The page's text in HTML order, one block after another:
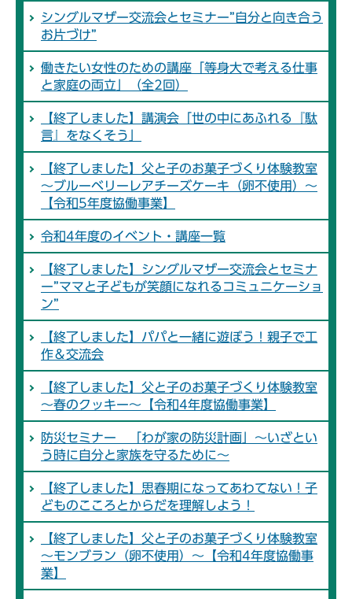
シングルマザー交流会とセミナー”自分と向き合う
お片づけ”
働きたい女性のための講座「等身大で考える仕事
と家庭の両立」（全2回）
【終了しました】講演会「世の中にあふれる『駄
言』をなくそう」
【終了しました】父と子のお菓子づくり体験教室
～ブルーベリーレアチーズケーキ（卵不使用）～
【令和5年度協働事業】
令和4年度のイベント・講座一覧
【終了しました】シングルマザー交流会とセミナ
ー”ママと子どもが笑顔になれるコミュニケーショ
ン”
【終了しました】パパと一緒に遊ぼう！親子で工
作＆交流会
【終了しました】父と子のお菓子づくり体験教室
～春のクッキー～【令和4年度協働事業】
防災セミナー 「わが家の防災計画」～いざとい
う時に自分と家族を守るために～
【終了しました】思春期になってあわてない！子
どものこころとからだを理解しよう！
【終了しました】父と子のお菓子づくり体験教室
～モンブラン（卵不使用）～【令和4年度協働事
業】